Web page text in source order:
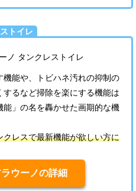
トイレ
能や、トビハネ汚れの抑制の
るなど掃除を楽にする機能は
」の名を轟かせた画期的な機
レスで最新機能が欲しい方に
ウーノの詳細